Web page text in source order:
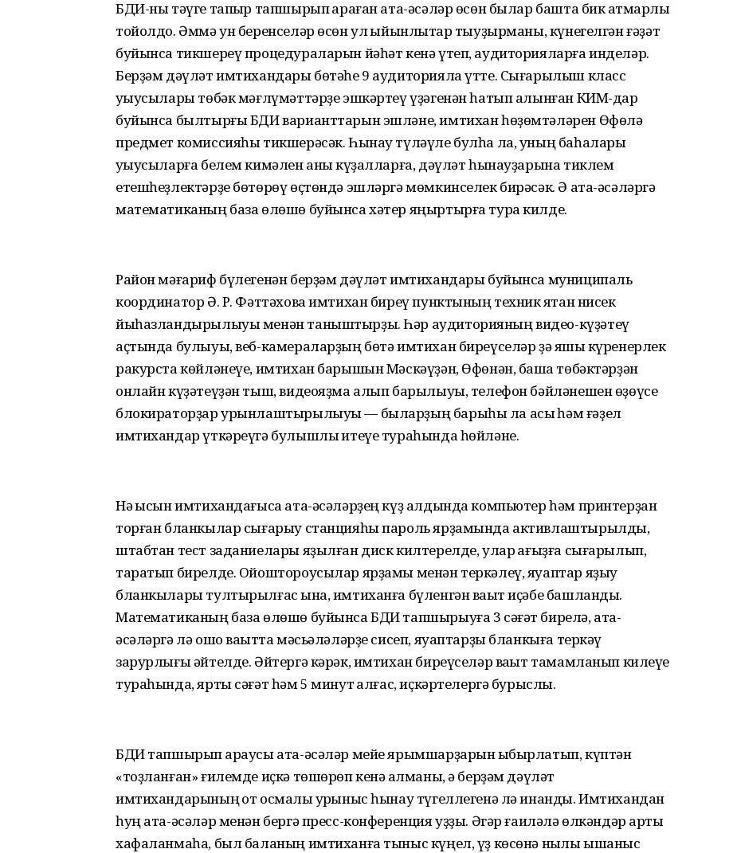
БДИ-ны тәүге тапҡыр тапшырып ҡараған ата-әсәләр өсөн былар башта бик ҡатмарлы
тойолдо. Әммә ун беренселәр өсөн ул ҡыйынлыҡтар тыуҙырманы, күнегелгән ғәҙәт
буйынса тикшереү процедураларын йәһәт кенә үтеп, аудиторияларға инделәр.
Берҙәм дәүләт имтихандары бөтәһе 9 аудиторияла үтте. Сығарылыш класс
уҡыусылары төбәк мәғлүмәттәрҙе эшкәртеү үҙәгенән һатып алынған КИМ-дар
буйынса былтырғы БДИ варианттарын эшләне, имтихан һөҙөмтәләрен Өфөлә
предмет комиссияһы тикшерәсәк. Һынау түләүле булһа ла, уның баһалары
уҡыусыларға белем кимәлен аныҡ күҙалларға, дәүләт һынауҙарына тиклем
етешһеҙлектәрҙе бөтөрөү өҫтөндә эшләргә мөмкинселек бирәсәк. Ә ата-әсәләргә
математиканың база өлөшө буйынса хәтер яңыртырға тура килде.
Район мәғариф бүлегенән берҙәм дәүләт имтихандары буйынса муниципаль
координатор Ә. Р. Фәттәхова имтихан биреү пунктының техник яҡтан нисек
йыһазландырылыуы менән таныштырҙы. Һәр аудиторияның видео-күҙәтеү
аҫтында булыуы, веб-камераларҙың бөтә имтихан биреүселәр ҙә яҡшы күренерлек
ракурста көйләнеүе, имтихан барышын Мәскәүҙән, Өфөнән, башҡа төбәктәрҙән
онлайн күҙәтеүҙән тыш, видеояҙма алып барылыуы, телефон бәйләнешен өҙөүсе
блокираторҙар урынлаштырылыуы — быларҙың барыһы ла асыҡ һәм ғәҙел
имтихандар үткәреүгә булышлыҡ итеүе тураһында һөйләне.
Нәҡ ысын имтихандағыса ата-әсәләрҙең күҙ алдында компьютер һәм принтерҙан
торған бланкылар сығарыу станцияһы пароль ярҙамында активлаштырылды,
штабтан тест заданиелары яҙылған диск килтерелде, улар ҡағыҙға сығарылып,
таратып бирелде. Ойоштороусылар ярҙамы менән теркәлеү, яуаптар яҙыу
бланкылары тултырылғас ҡына, имтиханға бүленгән ваҡыт иҫәбе башланды.
Математиканың база өлөшө буйынса БДИ тапшырыуға 3 сәғәт бирелә, ата-
әсәләргә лә ошо ваҡытта мәсьәләләрҙе сисеп, яуаптарҙы бланкыға теркәү
зарурлығы әйтелде. Әйтергә кәрәк, имтихан биреүселәр ваҡыт тамамланып килеүе
тураһында, ярты сәғәт һәм 5 минут ҡалғас, иҫкәртелергә бурыслы.
БДИ тапшырып ҡараусы ата-әсәләр мейе ярымшарҙарын ҡыбырлатып, күптән
«тоҙланған» ғилемде иҫкә төшөрөп кенә ҡалманы, ә берҙәм дәүләт
имтихандарының ҡот осмалы ҡурҡыныс һынау түгеллегенә лә инанды. Имтихандан
һуң ата-әсәләр менән бергә пресс-конференция уҙҙы. Әгәр ғаиләлә өлкәндәр артыҡ
хафаланмаһа, был баланың имтиханға тыныс күңел, үҙ көсөнә ныҡлы ышаныс